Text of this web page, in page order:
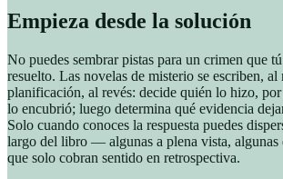
Empieza desde la solución
No puedes sembrar pistas para un crimen que
resuelto. Las novelas de misterio se escriben, al
planificación, al revés: decide quién lo hizo,
lo encubrió; luego determina qué evidencia
Solo cuando conoces la respuesta puedes
largo del libro — algunas a plena vista, algunas
que solo cobran sentido en retrospectiva.